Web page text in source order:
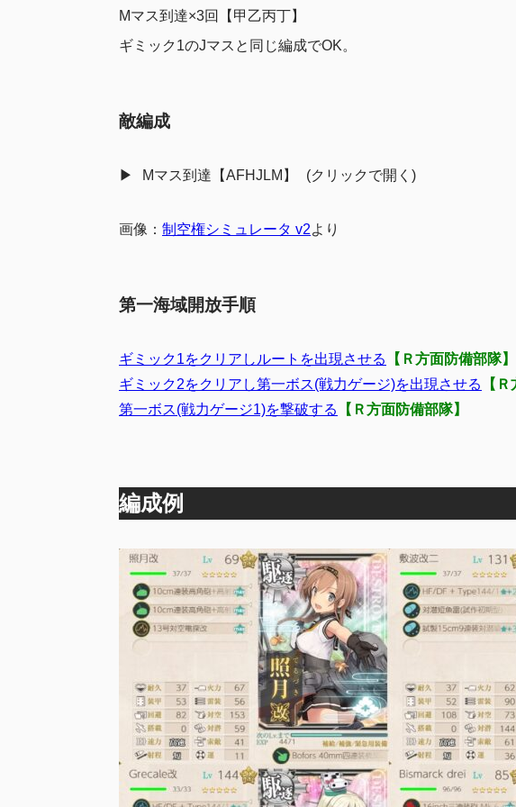
Mマス到達×3回【甲乙丙丁】
ギミック1のJマスと同じ編成でOK。
敵編成
Mマス到達【AFHJLM】
画像： 制空権シミュレータ v2より
第一海域開放手順
ギミック1をクリアしルートを出現させる
【Ｒ方面防備部隊】
ギミック2をクリアし第一ボス(戦力ゲージ)を出現させる
【
第一ボス(戦力ゲージ1)を撃破する
【Ｒ方面防備部隊】
編成例